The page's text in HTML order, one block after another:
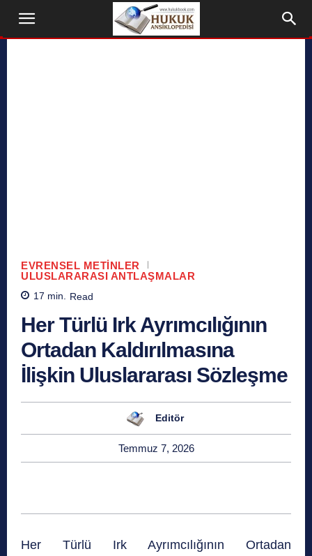
EVRENSEL METINLER
ULUSLARARASI ANTLAŞMALAR
17 min. Read
Her Türlü Irk Ayrımcılığının
Ortadan Kaldırılmasına
İlişkin Uluslararası Sözleşme
Editör
Temmuz 7, 2026
Her Türlü Irk Ayrımcılığının Ortadan